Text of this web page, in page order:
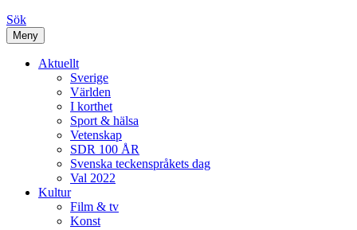
Sök
Meny
Aktuellt
Sverige
Världen
I korthet
Sport & hälsa
Vetenskap
SDR 100 ÅR
Svenska teckenspråkets dag
Val 2022
Kultur
Film & tv
Konst